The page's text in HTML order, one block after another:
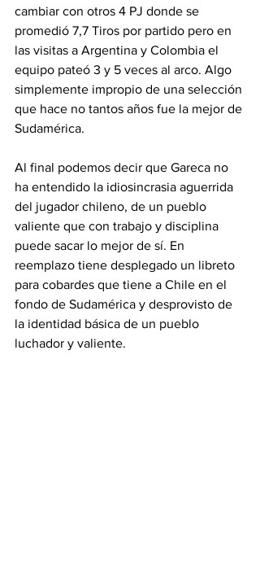
cambiar con otros 4 PJ donde se
promedió 7,7 Tiros por partido pero en
las visitas a Argentina y Colombia el
equipo pateó 3 y 5 veces al arco. Algo
simplemente impropio de una selección
que hace no tantos años fue la mejor de
Sudamérica.
Al final podemos decir que Gareca no
ha entendido la idiosincrasia aguerrida
del jugador chileno, de un pueblo
valiente que con trabajo y disciplina
puede sacar lo mejor de sí. En
reemplazo tiene desplegado un libreto
para cobardes que tiene a Chile en el
fondo de Sudamérica y desprovisto de
la identidad básica de un pueblo
luchador y valiente.